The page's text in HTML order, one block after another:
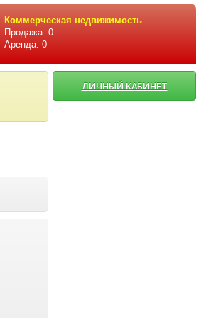
Коммерческая недвижимость
Продажа: 0
Аренда: 0
ЛИЧНЫЙ КАБИНЕТ